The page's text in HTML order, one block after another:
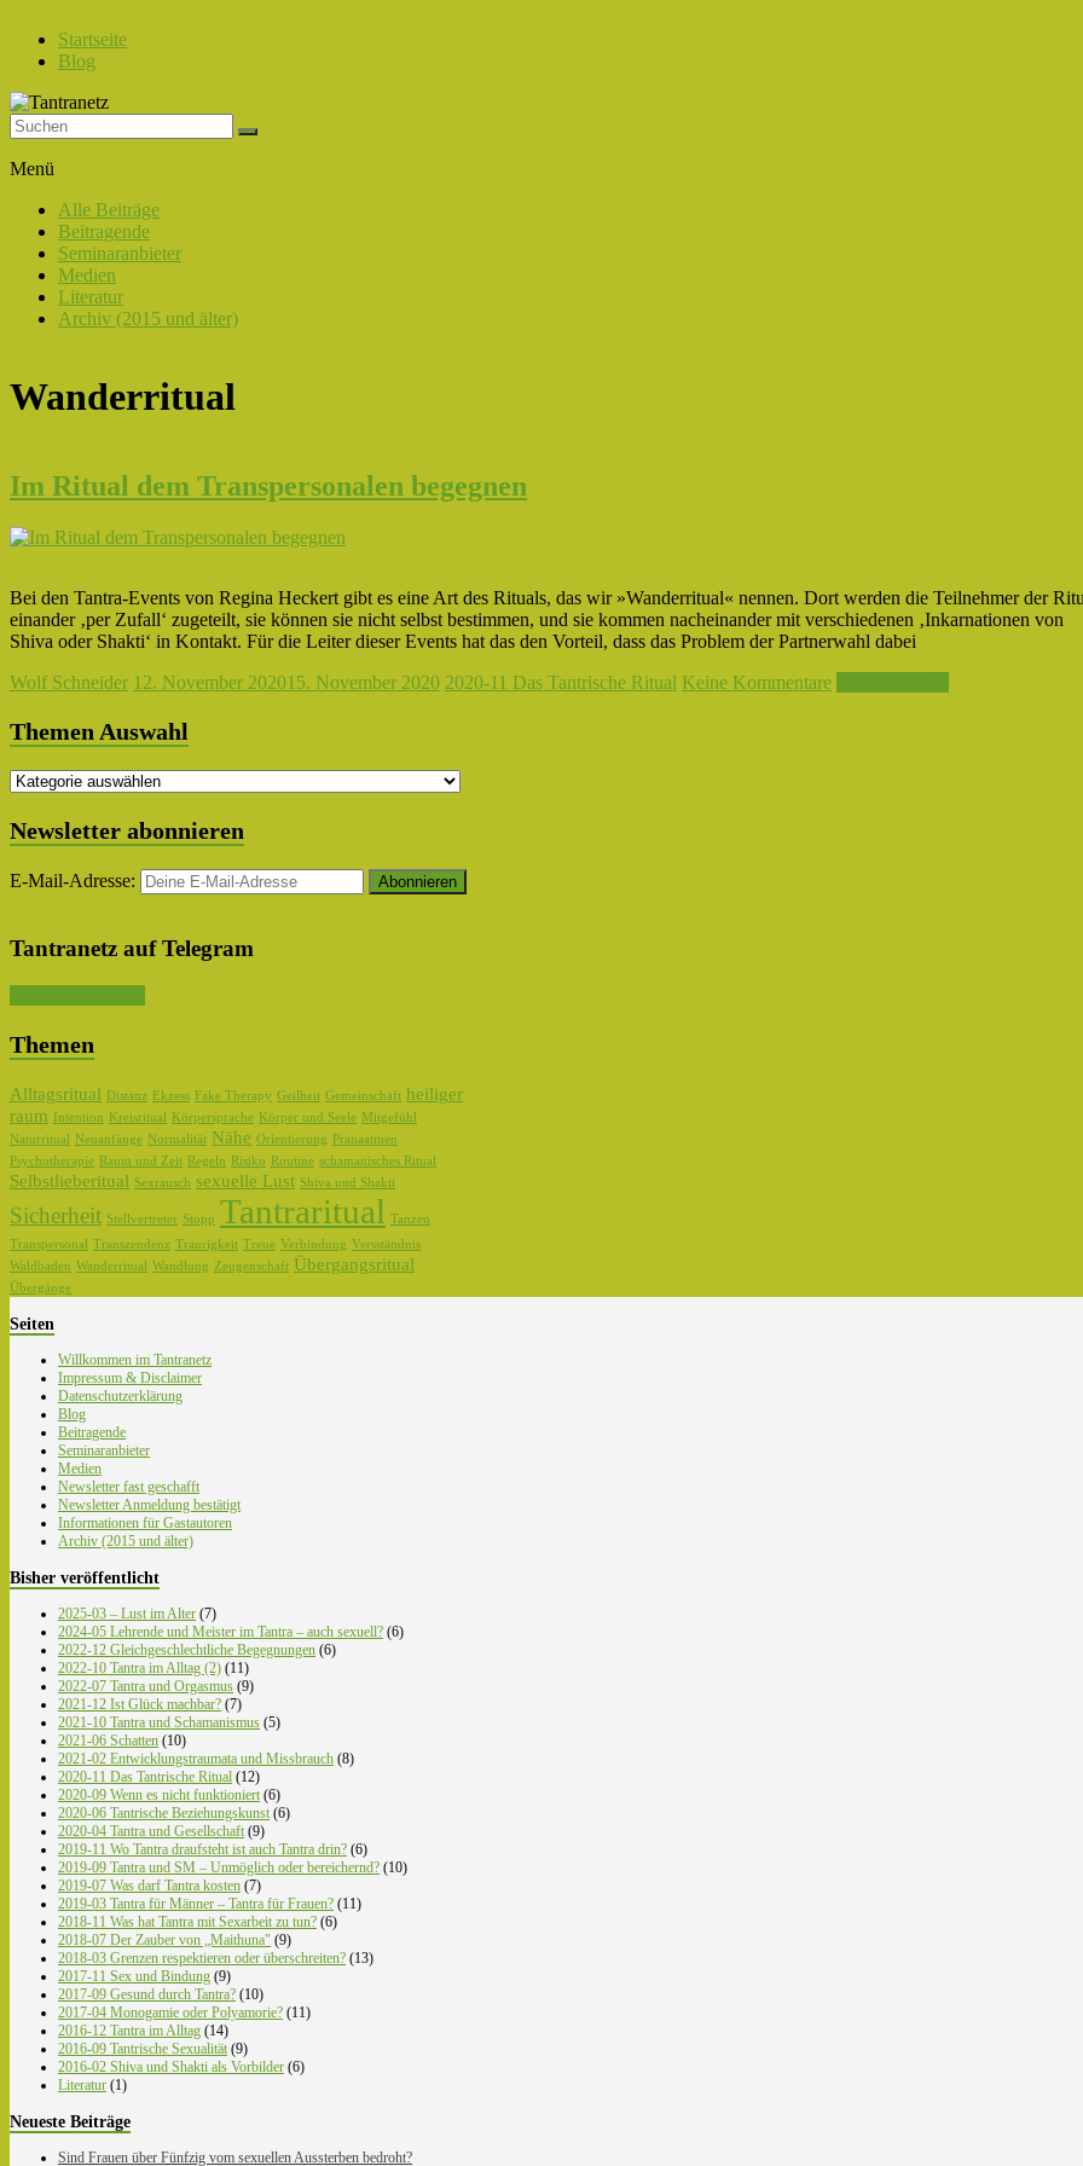
Startseite
Blog
Liebe,
Eros
Tantra
Menü
Alle Beiträge
Beitragende
Seminaranbieter
Medien
Literatur
Archiv (2015 und älter)
Wanderritual
Im Ritual dem Transpersonalen begegnen
Bei den Tantra-Events von Regina Heckert gibt es eine Art des Rituals, das wir »Wanderritual« nennen. Dort werden die Teilnehmer der
einander ‚per Zufall‘ zugeteilt, sie können sie nicht selbst bestimmen, und sie kommen nacheinander mit verschiedenen ‚Inkarnationen von
Shiva oder Shakti‘ in Kontakt. Für die Leiter dieser Events hat das den Vorteil, dass das Problem der Partnerwahl dabei
Wolf Schneider 12. November 202015. November 2020 2020-11 Das Tantrische Ritual Keine Kommentare
Themen Auswahl
Themen
Newsletter abonnieren
E-Mail-Adresse:
Tantranetz auf Telegram
Themen
Alltagsritual Distanz Ekzess Fake Therapy Geilheit Gemeinschaft heiliger
raum
Intention Kreisritual Körpersprache Körper und Seele Mitgefühl
Naturritual
Neuanfänge Normalität Nähe Orientierung
Pranaatmen
Psychotherapie Raum und Zeit Regeln Risiko Routine schamanisches Ritual
Selbstlieberitual Sexrausch sexuelle Lust Shiva und Shakti
Sicherheit Stellvertreter Stopp Tantraritual
Tanzen
Transpersonal Transzendenz Traurigkeit Treue Verbindung Versständnis
Waldbaden Wanderritual Wandlung Zeugenschaft Übergangsritual
Übergänge
Seiten
Willkommen im Tantranetz
Impressum & Disclaimer
Datenschutzerklärung
Blog
Beitragende
Seminaranbieter
Medien
Newsletter fast geschafft
Newsletter Anmeldung bestätigt
Informationen für Gastautoren
Archiv (2015 und älter)
Bisher veröffentlicht
2025-03 – Lust im Alter (7)
2024-05 Lehrende und Meister im Tantra – auch sexuell? (6)
2022-12 Gleichgeschlechtliche Begegnungen (6)
2022-10 Tantra im Alltag (2) (11)
2022-07 Tantra und Orgasmus (9)
2021-12 Ist Glück machbar? (7)
2021-10 Tantra und Schamanismus (5)
2021-06 Schatten (10)
2021-02 Entwicklungstraumata und Missbrauch (8)
2020-11 Das Tantrische Ritual (12)
2020-09 Wenn es nicht funktioniert (6)
2020-06 Tantrische Beziehungskunst (6)
2020-04 Tantra und Gesellschaft (9)
2019-11 Wo Tantra draufsteht ist auch Tantra drin? (6)
2019-09 Tantra und SM – Unmöglich oder bereichernd? (10)
2019-07 Was darf Tantra kosten (7)
2019-03 Tantra für Männer – Tantra für Frauen? (11)
2018-11 Was hat Tantra mit Sexarbeit zu tun? (6)
2018-07 Der Zauber von „Maithuna" (9)
2018-03 Grenzen respektieren oder überschreiten? (13)
2017-11 Sex und Bindung (9)
2017-09 Gesund durch Tantra? (10)
2017-04 Monogamie oder Polyamorie? (11)
2016-12 Tantra im Alltag (14)
2016-09 Tantrische Sexualität (9)
2016-02 Shiva und Shakti als Vorbilder (6)
Literatur (1)
Neueste Beiträge
Sind Frauen über Fünfzig vom sexuellen Aussterben bedroht?